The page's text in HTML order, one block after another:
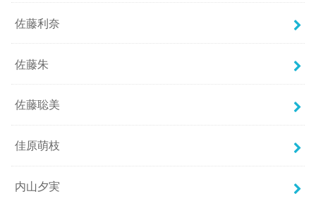
佐藤利奈
佐藤朱
佐藤聡美
佳原萌枝
内山夕実